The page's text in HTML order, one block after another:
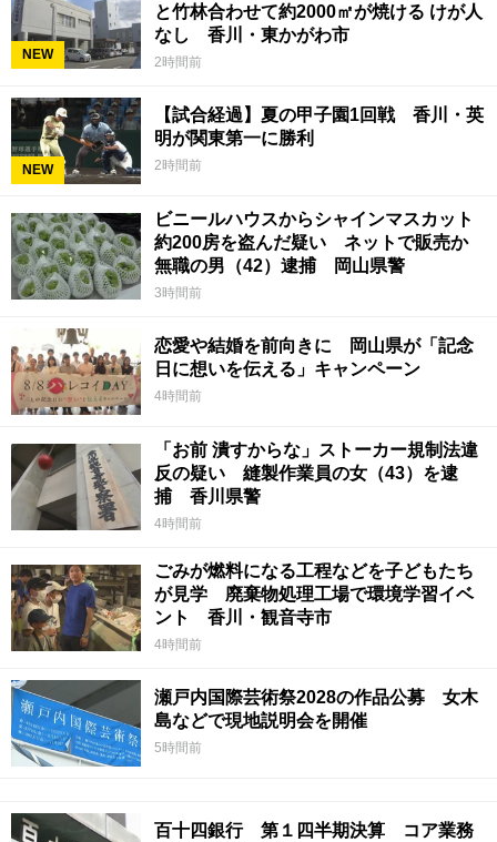
NEW
と竹林合わせて約2000㎡が焼ける けが人
なし 香川・東かがわ市
2時間前
NEW
【試合経過】夏の甲子園1回戦 香川・英
明が関東第一に勝利
2時間前
ビニールハウスからシャインマスカット
約200房を盗んだ疑い ネットで販売か
無職の男（42）逮捕 岡山県警
3時間前
恋愛や結婚を前向きに 岡山県が「記念
日に想いを伝える」キャンペーン
4時間前
「お前 潰すからな」ストーカー規制法違
反の疑い 縫製作業員の女（43）を逮
捕 香川県警
4時間前
ごみが燃料になる工程などを子どもたち
が見学 廃棄物処理工場で環境学習イベ
ント 香川・観音寺市
4時間前
瀬戸内国際芸術祭2028の作品公募 女木
島などで現地説明会を開催
5時間前
百十四銀行 第１四半期決算 コア業務